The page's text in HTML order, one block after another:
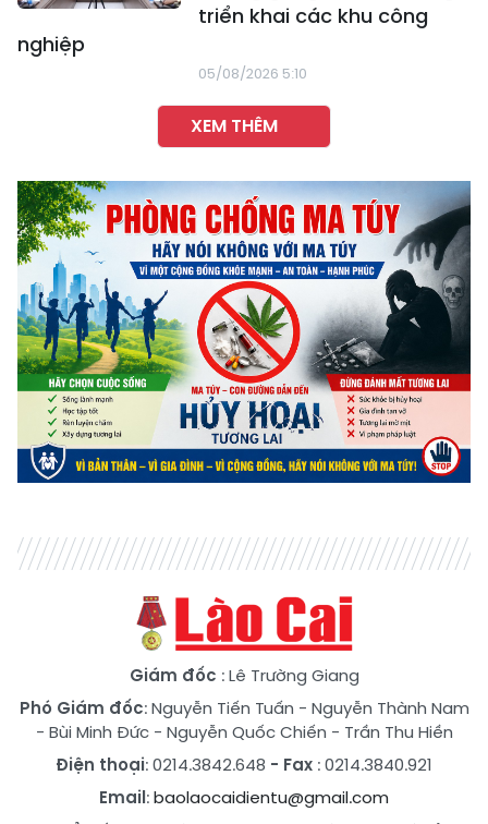
triển khai các khu công
nghiệp
05/08/2026 5:10
XEM THÊM
Giám đốc : Lê Trường Giang
Phó Giám đốc:Nguyễn Tiến Tuấn - Nguyễn Thành Nam
- Bùi Minh Đức- Nguyễn Quốc Chiến - Trần Thu Hiền
Điện thoại: 0214.3842.648 - Fax : 0214.3840.921
Email:baolaocaidientu@gmail.com